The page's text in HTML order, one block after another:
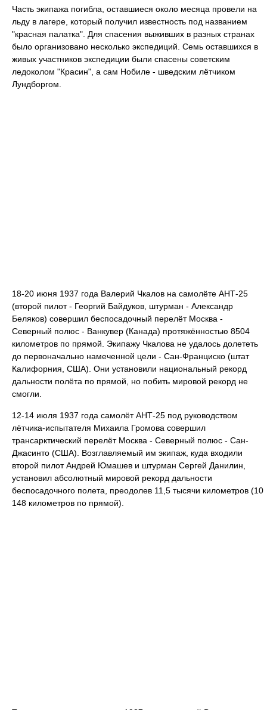
Часть экипажа погибла, оставшиеся около месяца провели на
льду в лагере, который получил известность под названием
"красная палатка". Для спасения выживших в разных странах
было организовано несколько экспедиций. Семь оставшихся в
живых участников экспедиции были спасены советским
ледоколом "Красин", а сам Нобиле - шведским лётчиком
Лундборгом.
18-20 июня 1937 года Валерий Чкалов на самолёте АНТ-25
(второй пилот - Георгий Байдуков, штурман - Александр
Беляков) совершил беспосадочный перелёт Москва -
Северный полюс - Ванкувер (Канада) протяжённостью 8504
километров по прямой. Экипажу Чкалова не удалось долететь
до первоначально намеченной цели - Сан-Франциско (штат
Калифорния, США). Они установили национальный рекорд
дальности полёта по прямой, но побить мировой рекорд не
смогли.
12-14 июля 1937 года самолёт АНТ-25 под руководством
лётчика-испытателя Михаила Громова совершил
трансарктический перелёт Москва - Северный полюс - Сан-
Джасинто (США). Возглавляемый им экипаж, куда входили
второй пилот Андрей Юмашев и штурман Сергей Данилин,
установил абсолютный мировой рекорд дальности
беспосадочного полета, преодолев 11,5 тысячи километров (10
148 километров по прямой).